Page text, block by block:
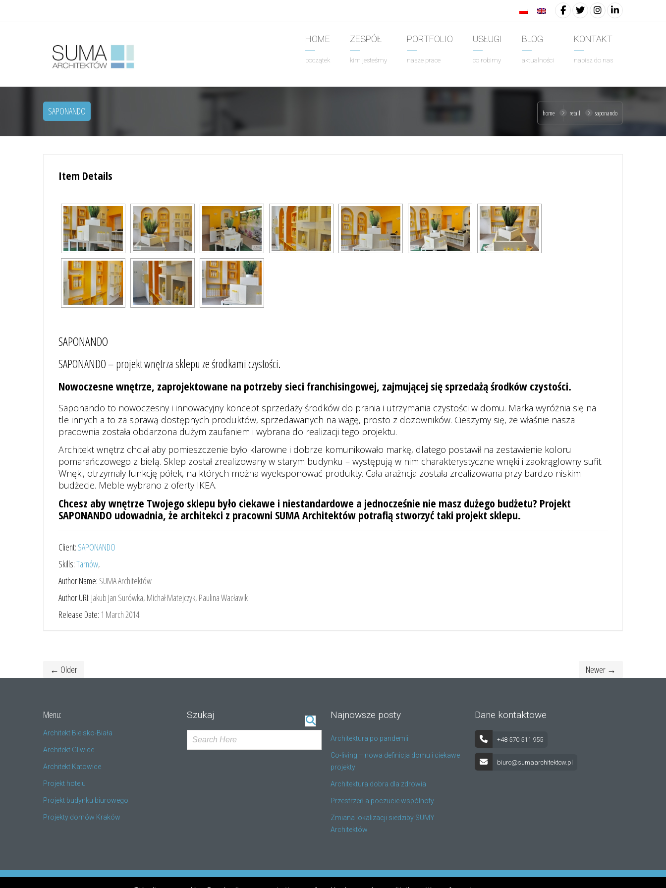
HOME
początek
ZESPÓŁ
kim jesteśmy
PORTFOLIO
nasze prace
USŁUGI
co robimy
BLOG
aktualności
KONTAKT
napisz do nas
SAPONANDO home retail saponando
Item Details
SAPONANDO
SAPONANDO – projekt wnętrza sklepu ze środkami czystości.
Nowoczesne wnętrze, zaprojektowane na potrzeby sieci franchisingowej, zajmującej się sprzedażą środków czystości.
Saponando to nowoczesny i innowacyjny koncept sprzedaży środków do prania i utrzymania czystości w domu. Marka wyróżnia się na
tle innych a to za sprawą dostępnych produktów, sprzedawanych na wagę, prosto z dozowników. Cieszymy się, że właśnie nasza
pracownia została obdarzona dużym zaufaniem i wybrana do realizacji tego projektu.
Architekt wnętrz chciał aby pomieszczenie było klarowne i dobrze komunikowało markę, dlatego postawił na zestawienie koloru
pomarańczowego z bielą. Sklep został zrealizowany w starym budynku – występują w nim charakterystyczne wnęki i zaokrąglowny sufit.
Wnęki, otrzymały funkcję półek, na których można wyeksponować produkty. Cała arażncja została zrealizowana przy bardzo niskim
budżecie. Meble wybrano z oferty IKEA.
Chcesz aby wnętrze Twojego sklepu było ciekawe i niestandardowe a jednocześnie nie masz dużego budżetu? Projekt
SAPONANDO udowadnia, że architekci z pracowni SUMA Architektów potrafią stworzyć taki projekt sklepu.
Client: SAPONANDO
Skills:Tarnów,
Author Name: SUMA Architektów
Author URI: Jakub Jan Surówka, Michał Matejczyk, Paulina Wacławik
Release Date: 1 March 2014
← Older Newer →
Menu:
Architekt Bielsko-Biała
Architekt Gliwice
Architekt Katowice
Projekt hotelu
Projekt budynku biurowego
Projekty domów Kraków
Szukaj Najnowsze posty
Architektura po pandemii
Co-living – nowa definicja domu i ciekawe
projekty
Architektura dobra dla zdrowia
Przestrzeń a poczucie wspólnoty
Zmiana lokalizacji siedziby SUMY
Architektów
Dane kontaktowe
+48 570 511 955
biuro@sumaarchitektow.pl